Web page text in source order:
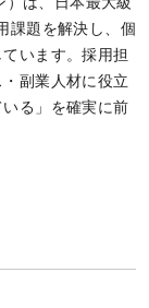
課題を解決し、個
います。採用担
副業人材に役立
る」を確実に前